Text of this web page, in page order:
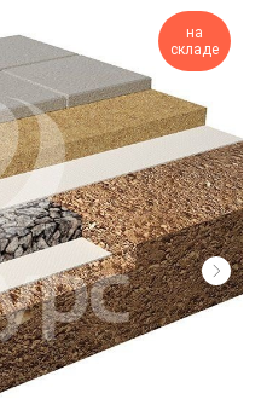
на
складе